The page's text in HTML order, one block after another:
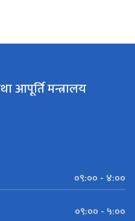
आपूर्ति मन्त्रालय
०९:०० - ४:००
०९:०० - ५:००